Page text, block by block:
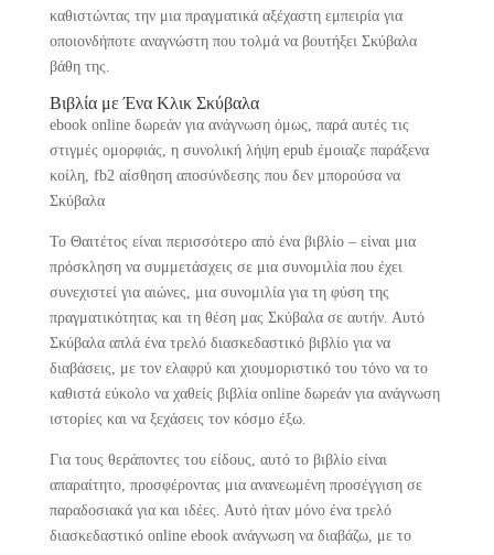
καθιστώντας την μια πραγματικά αξέχαστη εμπειρία για
οποιονδήποτε αναγνώστη που τολμά να βουτήξει Σκύβαλα
βάθη της.
Βιβλία με Ένα Κλικ Σκύβαλα
ebook online δωρεάν για ανάγνωση όμως, παρά αυτές τις
στιγμές ομορφιάς, η συνολική λήψη epub έμοιαζε παράξενα
κοίλη, fb2 αίσθηση αποσύνδεσης που δεν μπορούσα να
Σκύβαλα
Το Θαιτέτος είναι περισσότερο από ένα βιβλίο – είναι μια
πρόσκληση να συμμετάσχεις σε μια συνομιλία που έχει
συνεχιστεί για αιώνες, μια συνομιλία για τη φύση της
πραγματικότητας και τη θέση μας Σκύβαλα σε αυτήν. Αυτό
Σκύβαλα απλά ένα τρελό διασκεδαστικό βιβλίο για να
διαβάσεις, με τον ελαφρύ και χιουμοριστικό του τόνο να το
καθιστά εύκολο να χαθείς βιβλία online δωρεάν για ανάγνωση
ιστορίες και να ξεχάσεις τον κόσμο έξω.
Για τους θεράποντες του είδους, αυτό το βιβλίο είναι
απαραίτητο, προσφέροντας μια ανανεωμένη προσέγγιση σε
παραδοσιακά για και ιδέες. Αυτό ήταν μόνο ένα τρελό
διασκεδαστικό online ebook ανάγνωση να διαβάζω, με το